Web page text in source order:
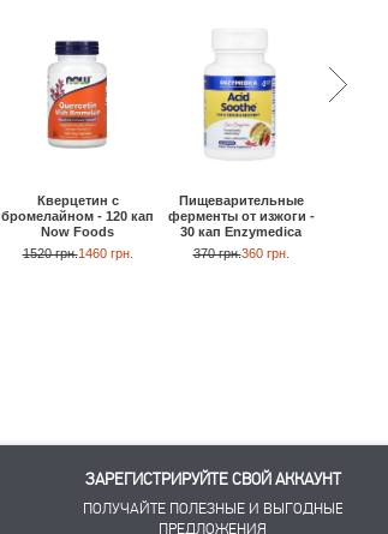
Кверцетин с
бромелайном - 120 кап
Now Foods
1520 грн.1460 грн.
Пищеварительные
ферменты от изжоги -
30 кап Enzymedica
370 грн.360 грн.
ЗАРЕГИСТРИРУЙТЕ СВОЙ АККАУНТ
ПОЛУЧАЙТЕ ПОЛЕЗНЫЕ И ВЫГОДНЫЕ
ПРЕДЛОЖЕНИЯ